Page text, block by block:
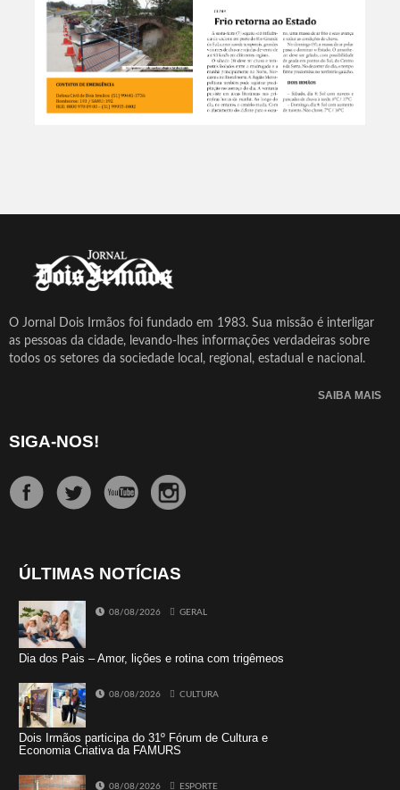
O Jornal Dois Irmãos foi fundado em 1983. Sua missão é interligar
as pessoas da cidade, levando-lhes informações verdadeiras sobre
todos os setores da sociedade local, regional, estadual e nacional.
SAIBA MAIS
SIGA-NOS!
ÚLTIMAS NOTÍCIAS
08/08/2026 GERAL
Dia dos Pais – Amor, lições e rotina com trigêmeos
08/08/2026 CULTURA
Dois Irmãos participa do 31º Fórum de Cultura e
Economia Criativa da FAMURS
08/08/2026 ESPORTE